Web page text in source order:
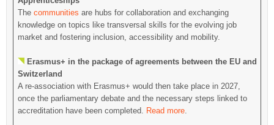
The communities are hubs for collaboration and exchanging
knowledge on topics like transversal skills for the evolving job
market and fostering inclusion, accessibility and mobility.
Erasmus+ in the package of agreements between the EU and
Switzerland
A re-association with Erasmus+ would then take place in 2027,
once the parliamentary debate and the necessary steps linked to
accreditation have been completed. Read more.